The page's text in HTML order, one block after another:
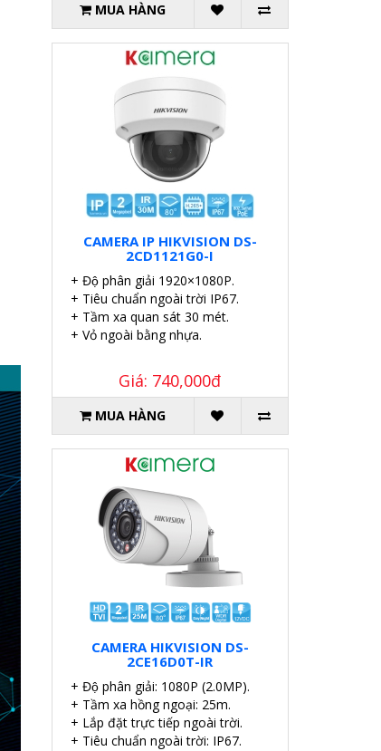
MUA HÀNG
CAMERA IP HIKVISION DS-
2CD1121G0-I
+ Độ phân giải 1920×1080P.
+ Tiêu chuẩn ngoài trời IP67.
+ Tầm xa quan sát 30 mét.
+ Vỏ ngoài bằng nhựa.
Giá: 740,000đ
MUA HÀNG
CAMERA HIKVISION DS-
2CE16D0T-IR
+ Độ phân giải: 1080P (2.0MP).
+ Tầm xa hồng ngoại: 25m.
+ Lắp đặt trực tiếp ngoài trời.
+ Tiêu chuẩn ngoài trời: IP67.